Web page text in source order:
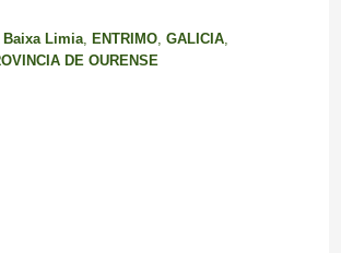
Baixa Limia, ENTRIMO, GALICIA,
DE OURENSE